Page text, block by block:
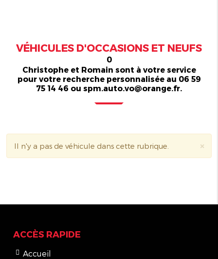
VÉHICULES D'OCCASIONS ET NEUFS
0
Christophe et Romain sont à votre service
pour votre recherche personnalisée au 06 59
75 14 46 ou spm.auto.vo@orange.fr.
×
Il n'y a pas de véhicule dans cette rubrique.
ACCÈS RAPIDE
Accueil